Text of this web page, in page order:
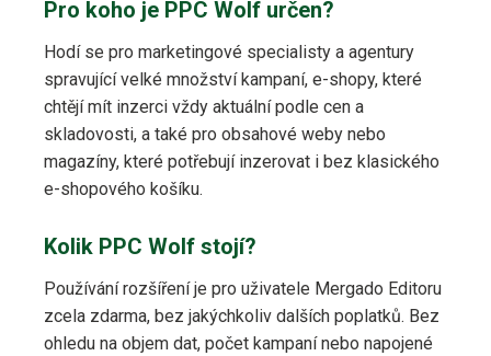
Pro koho je PPC Wolf určen?
Hodí se pro marketingové specialisty a agentury
spravující velké množství kampaní, e-shopy, které
chtějí mít inzerci vždy aktuální podle cen a
skladovosti, a také pro obsahové weby nebo
magazíny, které potřebují inzerovat i bez klasického
e-shopového košíku.
Kolik PPC Wolf stojí?
Používání rozšíření je pro uživatele Mergado Editoru
zcela zdarma, bez jakýchkoliv dalších poplatků. Bez
ohledu na objem dat, počet kampaní nebo napojené